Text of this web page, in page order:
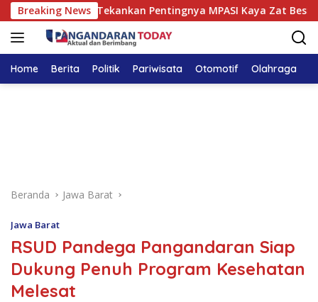
Langsung
ke
konten
Breaking NewsTekankan Pentingnya MPASI Kaya Zat Besi
Home Berita Politik Pariwisata Otomotif Olahraga
Beranda Jawa Barat
Jawa Barat
RSUD Pandega Pangandaran Siap
Dukung Penuh Program Kesehatan
Melesat